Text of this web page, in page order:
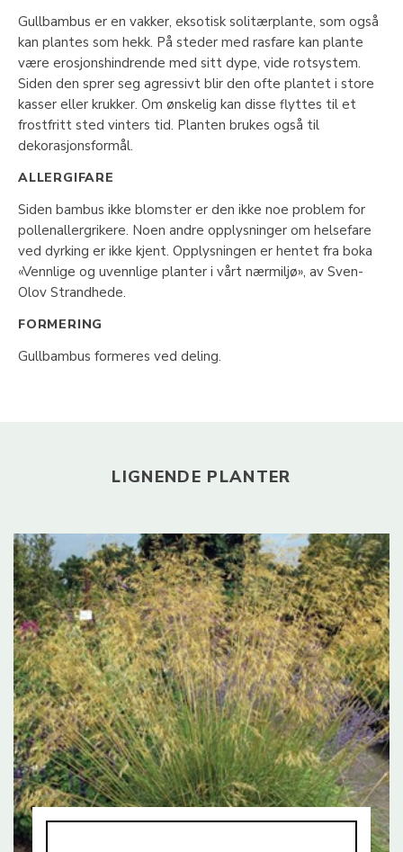
Gullbambus er en vakker, eksotisk solitærplante, som også
kan plantes som hekk. På steder med rasfare kan plante
være erosjonshindrende med sitt dype, vide rotsystem.
Siden den sprer seg agressivt blir den ofte plantet i store
kasser eller krukker. Om ønskelig kan disse flyttes til et
frostfritt sted vinters tid. Planten brukes også til
dekorasjonsformål.
ALLERGIFARE
Siden bambus ikke blomster er den ikke noe problem for
pollenallergrikere. Noen andre opplysninger om helsefare
ved dyrking er ikke kjent. Opplysningen er hentet fra boka
«Vennlige og uvennlige planter i vårt nærmiljø», av Sven-
Olov Strandhede.
FORMERING
Gullbambus formeres ved deling.
LIGNENDE PLANTER